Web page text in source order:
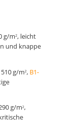
g/m2, leicht
und knappe
g/m2, B1-
g/m2,